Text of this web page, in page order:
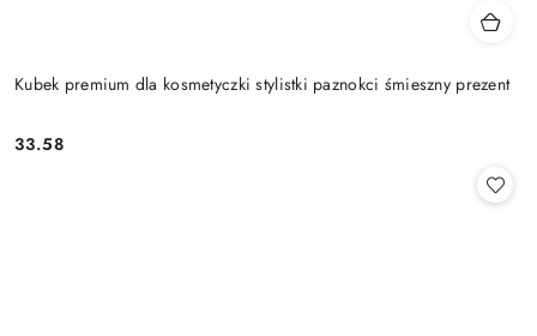
Kubek premium dla kosmetyczki stylistki paznokci śmieszny prezent
Cena:
33.58